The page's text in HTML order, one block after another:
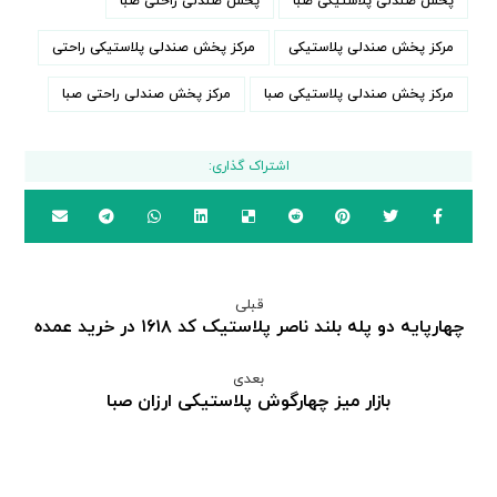
مرکز پخش صندلی پلاستیکی مرکز پخش صندلی پلاستیکی راحتی
مرکز پخش صندلی پلاستیکی صبا مرکز پخش صندلی راحتی صبا
قبلی
چهارپایه دو پله بلند ناصر پلاستیک کد ۱۶۱۸ در خرید عمده
بعدی
بازار میز چهارگوش پلاستیکی ارزان صبا